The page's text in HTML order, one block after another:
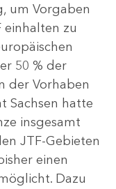
um Vorgaben
einhalten zu
50 % der
der Vorhaben
Sachsen hatte
insgesamt
JTF-Gebieten
einen
Dazu